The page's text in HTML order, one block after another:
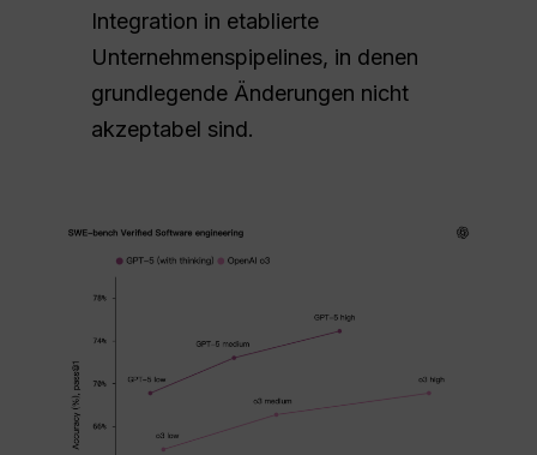
Integration in etablierte
Unternehmenspipelines, in denen
grundlegende Änderungen nicht
akzeptabel sind.